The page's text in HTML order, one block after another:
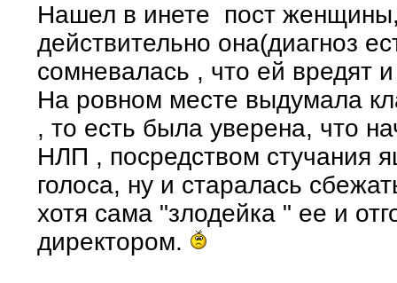
Нашел в инете пост
действительно она(диагноз
сомневалась , что ей вредят
На ровном месте выдумала
, то есть была уверена, что
НЛП , посредством стучания
голоса, ну и старалась
хотя сама "злодейка " ее и
директором.